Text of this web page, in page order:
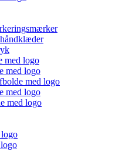
med logo
med logo
med logo
med logo
med logo